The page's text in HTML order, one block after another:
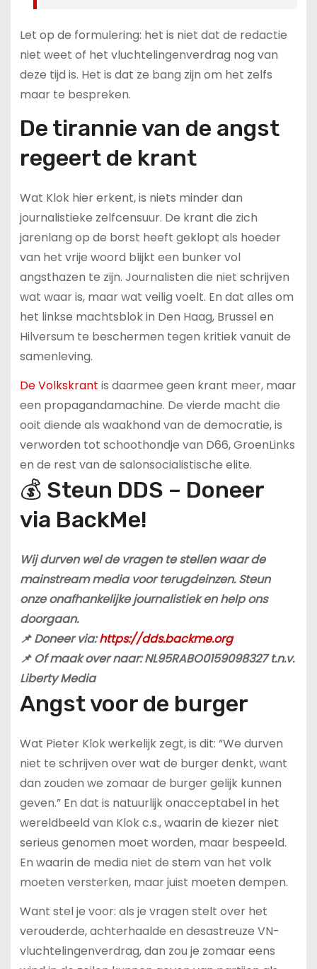
Let op de formulering: het is niet dat de redactie
niet weet of het vluchtelingenverdrag nog van
deze tijd is. Het is dat ze bang zijn om het zelfs
maar te bespreken.
De tirannie van de angst
regeert de krant
Wat Klok hier erkent, is niets minder dan
journalistieke zelfcensuur. De krant die zich
jarenlang op de borst heeft geklopt als hoeder
van het vrije woord blijkt een bunker vol
angsthazen te zijn. Journalisten die niet schrijven
wat waar is, maar wat veilig voelt. En dat alles om
het linkse machtsblok in Den Haag, Brussel en
Hilversum te beschermen tegen kritiek vanuit de
samenleving.
De Volkskrant is daarmee geen krant meer, maar
een propagandamachine. De vierde macht die
ooit diende als waakhond van de democratie, is
verworden tot schoothondje van D66, GroenLinks
en de rest van de salonsocialistische elite.
💰 Steun DDS – Doneer
via BackMe!
Wij durven wel de vragen te stellen waar de
mainstream media voor terugdeinzen. Steun
onze onafhankelijke journalistiek en help ons
doorgaan.
📌 Doneer via:https://dds.backme.org
📌 Of maak over naar: NL95RABO0159098327 t.n.v.
Liberty Media
Angst voor de burger
Wat Pieter Klok werkelijk zegt, is dit: “We durven
niet te schrijven over wat de burger denkt, want
dan zouden we zomaar de burger gelijk kunnen
geven.” En dat is natuurlijk onacceptabel in het
wereldbeeld van Klok c.s., waarin de kiezer niet
serieus genomen moet worden, maar bespeeld.
En waarin de media niet de stem van het volk
moeten versterken, maar juist moeten dempen.
Want stel je voor: als je vragen stelt over het
verouderde, achterhaalde en desastreuze VN-
vluchtelingenverdrag, dan zou je zomaar eens